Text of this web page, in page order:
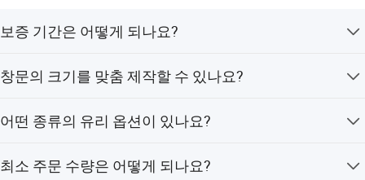
보증 기간은 어떻게 되나요?
창문의 크기를 맞춤 제작할 수 있나요?
는 최대 1800*2100mm입니다.
어떤 종류의 유리 옵션이 있나요?
E) 유리, 반사 유리, 그리고 복층 유리가 있습니다.
최소 주문 수량은 어떻게 되나요?